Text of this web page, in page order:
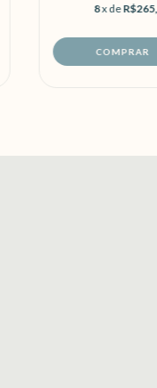
8x de